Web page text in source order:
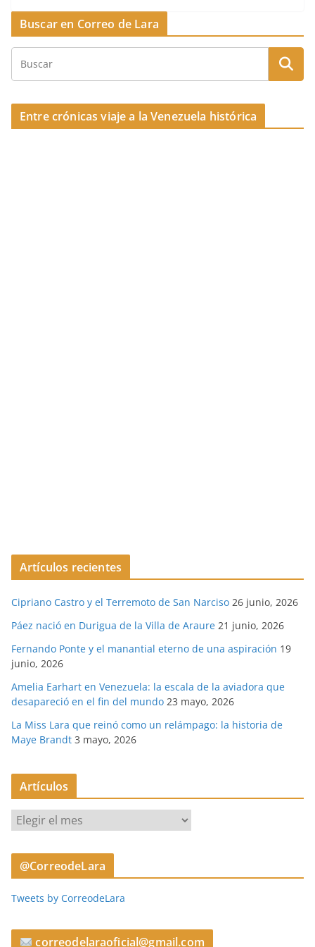
e
b
o
k
a
d
p
ar
Buscar en Correo de Lara
Entre crónicas viaje a la Venezuela histórica
Artículos recientes
Cipriano Castro y el Terremoto de San Narciso 26 junio, 2026
Páez nació en Durigua de la Villa de Araure 21 junio, 2026
Fernando Ponte y el manantial eterno de una aspiración 19
junio, 2026
Amelia Earhart en Venezuela: la escala de la aviadora que
desapareció en el fin del mundo 23 mayo, 2026
La Miss Lara que reinó como un relámpago: la historia de
Maye Brandt 3 mayo, 2026
Artículos
t
u
@CorreodeLara
Tweets by CorreodeLara
correodelaraoficial@gmail.com